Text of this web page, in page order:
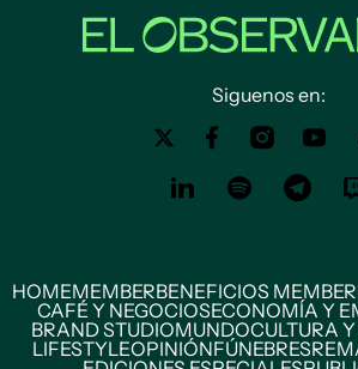
Siguenos en:
HOMEMEMBERBENEFICIOS MEMBER
CAFÉ Y NEGOCIOSECONOMÍA Y
BRAND STUDIOMUNDOCULTURA
LIFESTYLEOPINIÓNFÚNEBRES